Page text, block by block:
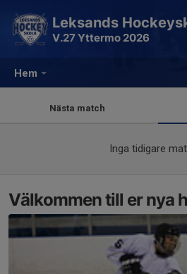
Hem
Leksands
V.27 Yttermo 2026
Nästa match
Inga tidigare
Välkommen till er nya